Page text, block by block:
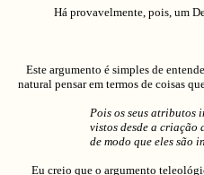
Há provavelmente, pois, um
Este argumento é simples de
natural pensar em termos de coisas
Pois os seus atributos
vistos desde a criação
de modo que eles são
Eu creio que o argumento